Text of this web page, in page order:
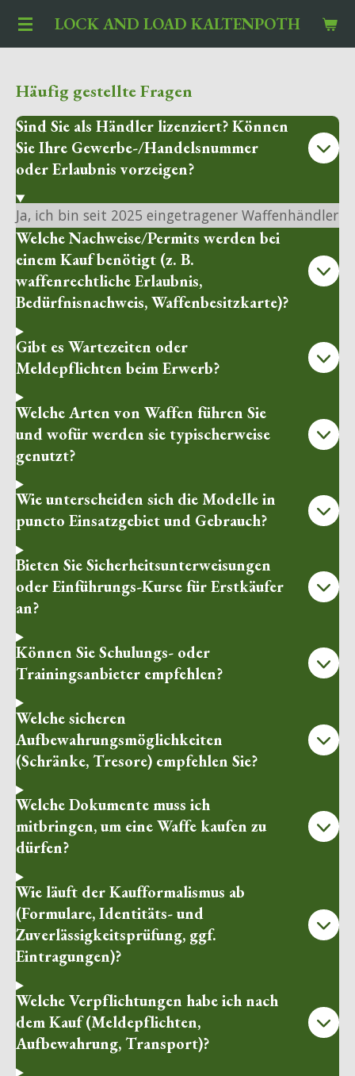
Zum
Hauptinhalt
LOCK AND LOAD KALTENPOTH
Häufig gestellte Fragen
Sind Sie als Händler lizenziert? Können
Sie Ihre Gewerbe-/Handelsnummer
oder Erlaubnis vorzeigen?
Ja, ich bin seit 2025 eingetragener Waffenhändler
Welche Nachweise/Permits werden bei
einem Kauf benötigt (z. B.
waffenrechtliche Erlaubnis,
Bedürfnisnachweis, Waffenbesitzkarte)?
Gibt es Wartezeiten oder
Meldepflichten beim Erwerb?
Welche Arten von Waffen führen Sie
und wofür werden sie typischerweise
genutzt?
Wie unterscheiden sich die Modelle in
puncto Einsatzgebiet und Gebrauch?
Bieten Sie Sicherheitsunterweisungen
oder Einführungs-Kurse für Erstkäufer
an?
Können Sie Schulungs- oder
Trainingsanbieter empfehlen?
Welche sicheren
Aufbewahrungsmöglichkeiten
(Schränke, Tresore) empfehlen Sie?
Welche Dokumente muss ich
mitbringen, um eine Waffe kaufen zu
dürfen?
Wie läuft der Kaufformalismus ab
(Formulare, Identitäts- und
Zuverlässigkeitsprüfung, ggf.
Eintragungen)?
Welche Verpflichtungen habe ich nach
dem Kauf (Meldepflichten,
Aufbewahrung, Transport)?